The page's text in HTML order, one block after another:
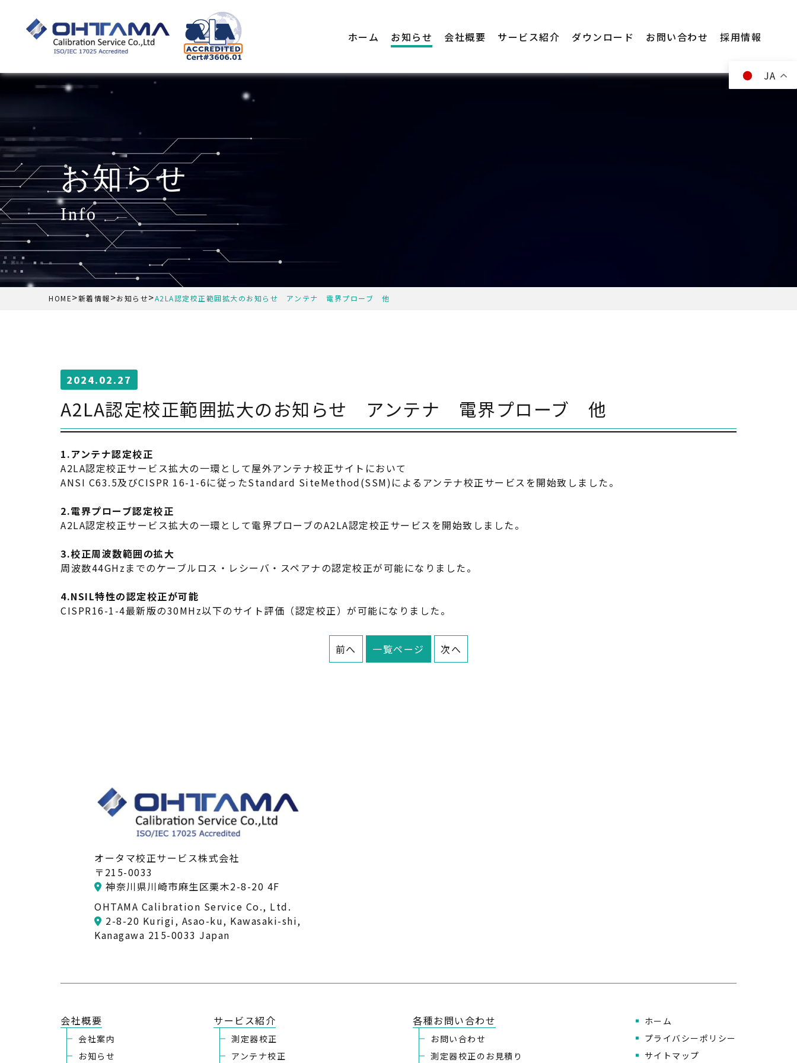
ホーム お知らせ 会社概要 サービス紹介 ダウンロード お問い合わせ 採用情報
JA
お知らせ
info
HOME>新着情報>お知らせ>A2LA認定校正範囲拡大のお知らせ アンテナ 電界プローブ 他
2024.02.27
A2LA認定校正範囲拡大のお知らせ アンテナ 電界プローブ 他
1.アンテナ認定校正
A2LA認定校正サービス拡大の一環として屋外アンテナ校正サイトにおいて
ANSI C63.5及びCISPR 16-1-6に従ったStandard SiteMethod(SSM)によるアンテナ校正サービスを開始致しました。
2.電界プローブ認定校正
A2LA認定校正サービス拡大の一環として電界プローブのA2LA認定校正サービスを開始致しました。
3.校正周波数範囲の拡大
周波数44GHzまでのケーブルロス・レシーバ・スペアナの認定校正が可能になりました。
4.NSIL特性の認定校正が可能
CISPR16-1-4最新版の30MHz以下のサイト評価（認定校正）が可能になりました。
前へ 一覧ページ 次へ
オータマ校正サービス株式会社
〒215-0033
神奈川県川崎市麻生区栗木2-8-20 4F
OHTAMA Calibration Service Co., Ltd.
2-8-20 Kurigi, Asao-ku, Kawasaki-shi,
Kanagawa 215-0033 Japan
会社概要
会社案内
お知らせ
サービス紹介
測定器校正
アンテナ校正
各種お問い合わせ
お問い合わせ
測定器校正のお見積り
ホーム
プライバシーポリシー
サイトマップ